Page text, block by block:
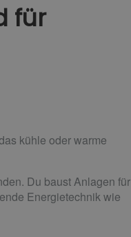
für
kühle oder warme
Du baust Anlagen für
Energietechnik wie